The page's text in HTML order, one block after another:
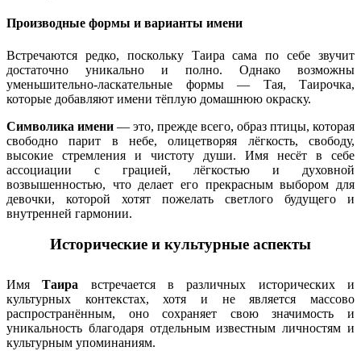
Производные формы и варианты имени
Встречаются редко, поскольку Таира сама по себе звучит
достаточно уникально и полно. Однако возможны
уменьшительно-ласкательные формы — Тая, Таирочка,
которые добавляют имени тёплую домашнюю окраску.
Символика имени — это, прежде всего, образ птицы, которая
свободно парит в небе, олицетворяя лёгкость, свободу,
высокие стремления и чистоту души. Имя несёт в себе
ассоциации с грацией, лёгкостью и духовной
возвышенностью, что делает его прекрасным выбором для
девочки, которой хотят пожелать светлого будущего и
внутренней гармонии.
Исторические и культурные аспекты
ИмяТаира встречается в различных исторических и
культурных контекстах, хотя и не является массово
распространённым, оно сохраняет свою значимость и
уникальность благодаря отдельным известным личностям и
культурным упоминаниям.